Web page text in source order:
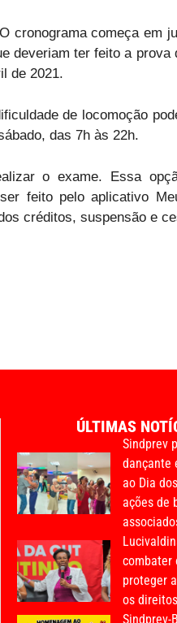
cronograma começa em
ter feito a
de 2021.
de locomoção
das 7h às 22h.
o exame. Essa
feito pelo aplicativo
créditos, suspensão e
ÚLTIMAS
Sindprev
dançante
ao Dia
ações de
combater
proteger
os
Sindprev-